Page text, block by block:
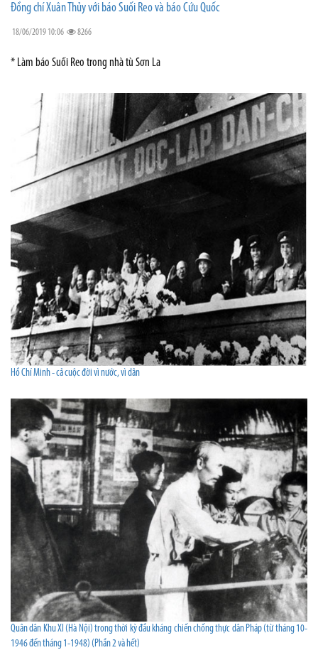
Đồng chí Xuân Thủy với báo Suối Reo và báo Cứu Quốc
18/06/2019 10:06 8266
* Làm báo Suối Reo trong nhà tù Sơn La
Hồ Chí Minh - cả cuộc đời vì nước, vì dân
Quân dân Khu XI (Hà Nội) trong thời kỳ đầu kháng chiến chống thực dân Pháp (từ tháng 10-
1946 đến tháng 1-1948) (Phần 2 và hết)